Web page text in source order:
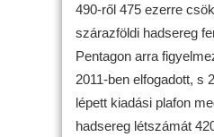
490-ről 475 ezerre
szárazföldi hadsereg
Pentagon arra
2011-ben elfogadott, s
lépett kiadási plafon
hadsereg létszámát